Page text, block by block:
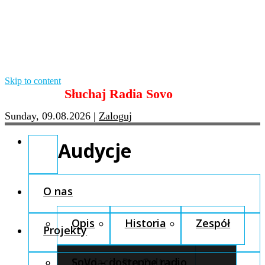
Skip to content
Słuchaj Radia Sovo
Sunday, 09.08.2026 | Zaloguj
O nas
Opis Historia Zespół
Fundacja Pro Cultura
Projekty
SoVo – dostępne radio
Audycje